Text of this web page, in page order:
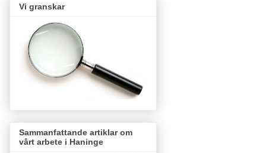
Vi granskar
Sammanfattande artiklar om
vårt arbete i Haninge